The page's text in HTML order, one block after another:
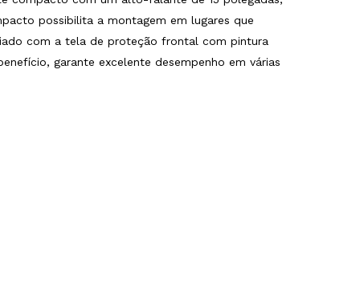
possibilita a montagem em lugares que
com a tela de proteção frontal com pintura
garante excelente desempenho em várias